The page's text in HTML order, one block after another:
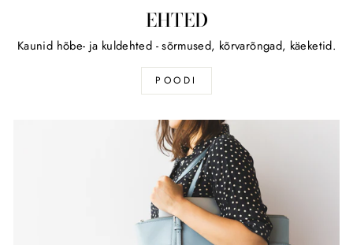
EHTED
Kaunid hõbe- ja kuldehted - sõrmused, kõrvarõngad, käeketid.
POODI